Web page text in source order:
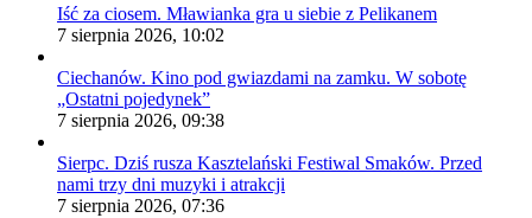
Iść za ciosem. Mławianka gra u siebie z Pelikanem
7 sierpnia 2026, 10:02
Ciechanów. Kino pod gwiazdami na zamku. W sobotę
„Ostatni pojedynek”
7 sierpnia 2026, 09:38
Sierpc. Dziś rusza Kasztelański Festiwal Smaków. Przed
nami trzy dni muzyki i atrakcji
7 sierpnia 2026, 07:36